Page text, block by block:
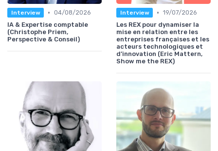
Interview • 04/08/2026
IA & Expertise comptable
(Christophe Priem,
Perspective & Conseil)
Interview • 19/07/2026
Les REX pour dynamiser la
mise en relation entre les
entreprises françaises et les
acteurs technologiques et
d’innovation (Eric Mattern,
Show me the REX)